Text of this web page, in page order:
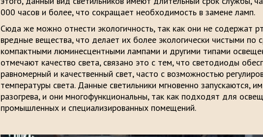
000 часов и более, что сокращает необходимость в замене ламп.
Сюда же можно отнести экологичность, так как они не содержат
вредные вещества, что делает их более экологически чистыми по
компактными люминесцентными лампами и другими типами
отмечают качество света, связано это с тем, что светодиоды
равномерный и качественный свет, часто с возможностью
температуры света. Данные светильники мгновенно запускаются,
разогрева, и они многофункциональны, так как подходят для
промышленных и специализированных помещений.